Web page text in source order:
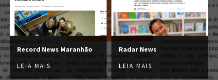
Record News Maranhão
LEIA MAIS
Radar News
LEIA MAIS